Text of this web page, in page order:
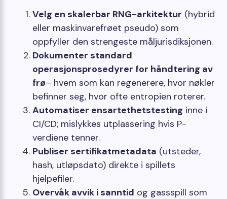
Velg en skalerbar RNG-arkitektur (hybrid
eller maskinvarefrøet pseudo) som
oppfyller den strengeste måljurisdiksjonen.
Dokumenter standard
operasjonsprosedyrer for håndtering av
frø– hvem som kan regenerere, hvor nøkler
befinner seg, hvor ofte entropien roterer.
Automatiser ensartethetstesting inne i
CI/CD; mislykkes utplassering hvis P-
verdiene tenner.
Publiser sertifikatmetadata (utsteder,
hash, utløpsdato) direkte i spillets
hjelpefiler.
Overvåk avvik i sanntid og gassspill som